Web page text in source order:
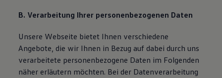
B. Verarbeitung Ihrer personenbezogenen Daten
Unsere Webseite bietet Ihnen verschiedene
Angebote, die wir Ihnen in Bezug auf dabei durch uns
verarbeitete personenbezogene Daten im Folgenden
näher erläutern möchten. Bei der Datenverarbeitung